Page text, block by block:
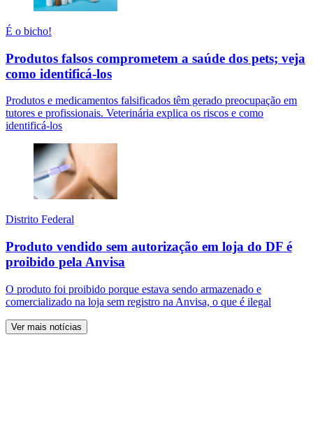
É o bicho!
Produtos falsos comprometem a saúde dos pets; veja
como identificá-los
Produtos e medicamentos falsificados têm gerado preocupação em
tutores e profissionais. Veterinária explica os riscos e como
identificá-los
Distrito Federal
Produto vendido sem autorização em loja do DF é
proibido pela Anvisa
O produto foi proibido porque estava sendo armazenado e
comercializado na loja sem registro na Anvisa, o que é ilegal
Ver mais notícias